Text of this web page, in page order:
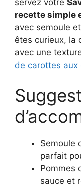
servez votre
recette simple
avec semoule
êtes curieux, la
avec une
de carottes aux
Semoule
parfait
Pommes
sauce et